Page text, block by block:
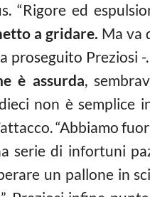
ed
a gridare. Ma va
Preziosi -.
è assurda,
non è semplice
“Abbiamo
serie di infortuni
un pallone in